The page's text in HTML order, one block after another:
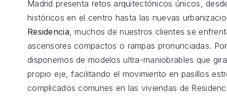
Madrid presenta retos arquitectónicos únicos,
históricos en el centro hasta las nuevas
Residencia, muchos de nuestros clientes se
ascensores compactos o rampas pronunciadas.
disponemos de modelos ultra-maniobrables que
propio eje, facilitando el movimiento en pasillos
complicados comunes en las viviendas de